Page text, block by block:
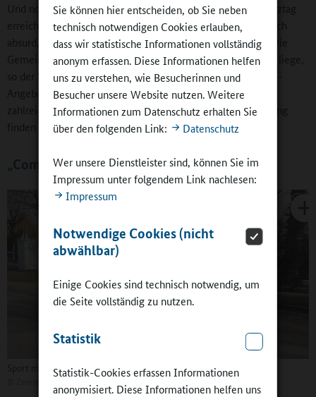
Sie können hier entscheiden, ob Sie neben
technisch notwendigen Cookies erlauben,
dass wir statistische Informationen vollständig
anonym erfassen. Diese Informationen helfen
uns zu verstehen, wie Besucherinnen und
Besucher unsere Website nutzen. Weitere
Informationen zum Datenschutz erhalten Sie
über den folgenden Link:
Datenschutz
Wer unsere Dienstleister sind, können Sie im
Impressum unter folgendem Link nachlesen:
Impressum
Notwendige Cookies (nicht
abwählbar)
Einige Cookies sind technisch notwendig, um
die Seite vollständig zu nutzen.
Statistik
Statistik-Cookies erfassen Informationen
anonymisiert. Diese Informationen helfen uns
Und noch ein weiteres Ziel hat Timo Cudazzo mit dem Ganztag
erreicht: „Ich wollte Leben in die Schule bringen. Es war doch
absurd, dass das Gebäude jeden Tag ab 12 Uhr leer stand.“ Die
Gemeinde Ruppertshofen mit ihren rund 2.000 Einwohnern liege,
so der Schulleiter, einigermaßen „weit vom Schuss“. Die AG-
Angebote ermöglichen den Schülerinnen und Schüler jetzt
zahlreiche Aktivitäten, zu denen sie ansonsten keinen Zugang
finden würden.
„Computer Kids“ und „Walderoberer“
Sport mit der Fit4future-Tonnen-AG